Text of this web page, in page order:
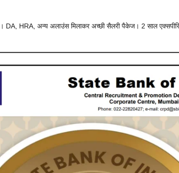
HRA, अन्य अलाउंस मिलाकर अच्छी सैलरी पैकेज। 2 साल